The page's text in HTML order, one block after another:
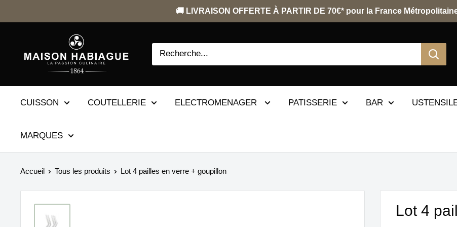
au
🚚 LIVRAISON OFFERTE À PARTIR DE 70€* pour la France
CUISSON COUTELLERIE ELECTROMENAGER PATISSERIE BAR
MARQUES
Accueil Tous les produits Lot 4 pailles en verre + goupillon
Lot 4